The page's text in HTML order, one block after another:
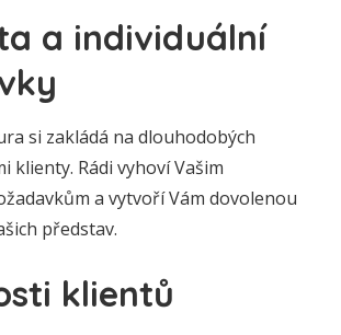
a individuální
si zakládá na dlouhodobých
klienty. Rádi vyhoví Vašim
a vytvoří Vám dovolenou
představ.
klientů